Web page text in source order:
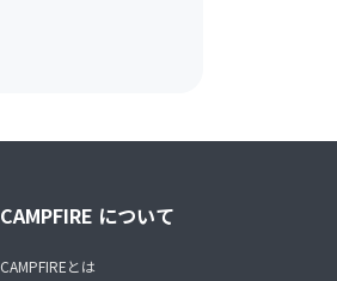
CAMPFIRE について
CAMPFIREとは